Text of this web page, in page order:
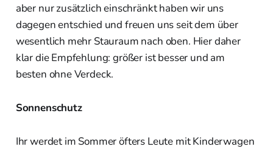
aber nur zusätzlich einschränkt haben wir uns
dagegen entschied und freuen uns seit dem über
wesentlich mehr Stauraum nach oben. Hier daher
klar die Empfehlung: größer ist besser und am
besten ohne Verdeck.
Sonnenschutz
Ihr werdet im Sommer öfters Leute mit Kinderwagen